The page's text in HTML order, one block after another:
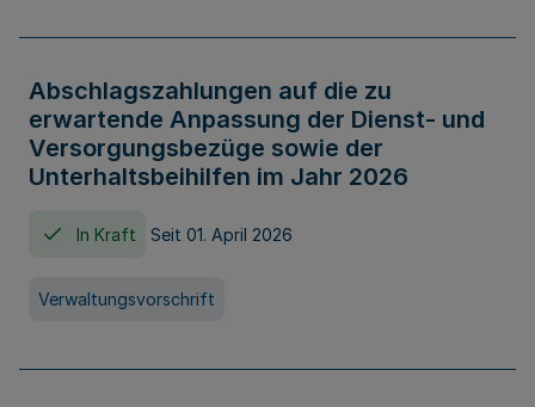
Abschlagszahlungen auf die zu
erwartende Anpassung der Dienst- und
Versorgungsbezüge sowie der
Unterhaltsbeihilfen im Jahr 2026
In Kraft Seit 01. April 2026
Verwaltungsvorschrift